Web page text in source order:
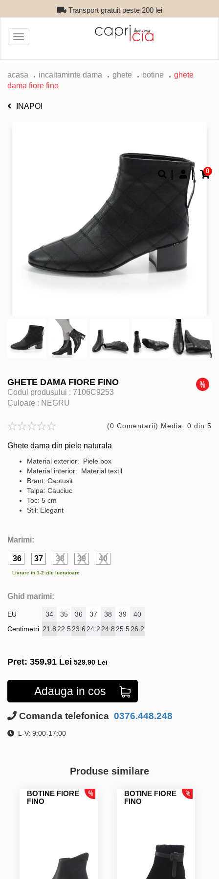
Transport gratuit peste 200 lei
0
Toggle
navigation
acasa incaltaminte dama ghete botine
ghete
dama fiore fino
INAPOI
GHETE DAMA FIORE FINO
Codul produsului : 7106C9253
Culoare : NEGRU
(0 Comentarii) Media: 0 din 5
Ghete dama din piele naturala
Material exterior: Piele box
Material interior: Material textil
Brant: Captusit
Talpa: Cauciuc
Toc: 5 cm
Stil: Elegant
Marimi:
36 37 38 39 40
Livrare in 1-2 zile lucratoare
Ghid marimi:
EU
Centimetri
34 35 36 37 38 39
40
21.8 22.523.6 24.2 24.8 25.526.2
Pret: 359.91 Lei 529.90 Lei
Adauga in cos
Comanda telefonica 0376.448.248
L-V: 9:00-17:00
Produse similare
BOTINE FIORE
FINO
BOTINE FIORE
FINO